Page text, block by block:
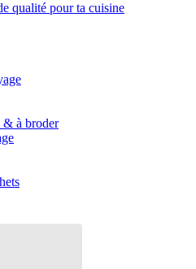
qualité pour ta cuisine
& à broder